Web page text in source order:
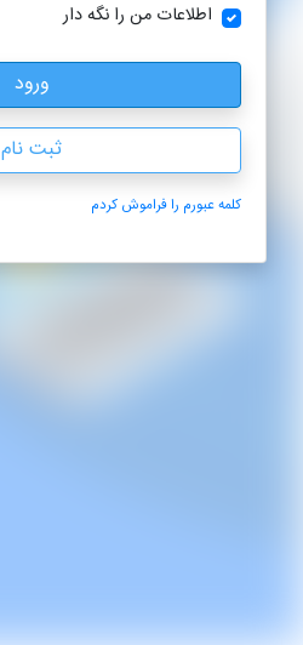
اطلاعات من را نگه دار
ثبت نام
کلمه عبورم را فراموش کردم